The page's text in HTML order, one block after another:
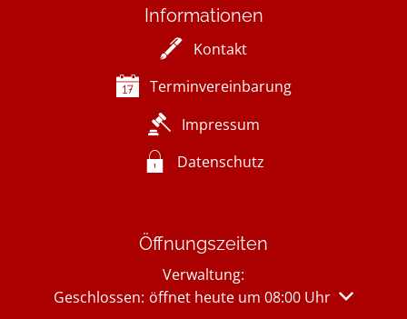
Informationen
Kontakt
Terminvereinbarung
Impressum
Datenschutz
Öffnungszeiten
Verwaltung:
Klicken, um weitere Öffnungs- oder Schließzeiten
Geschlossen: öffnet heute um 08:00 Uhr